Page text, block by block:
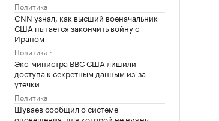
Политика
CNN узнал, как высший военачальник
США пытается закончить войну с
Ираном
Политика
Экс-министра ВВС США лишили
доступа к секретным данным из-за
утечки
Политика
Шуваев сообщил о системе
оповещения, для которой не нужны